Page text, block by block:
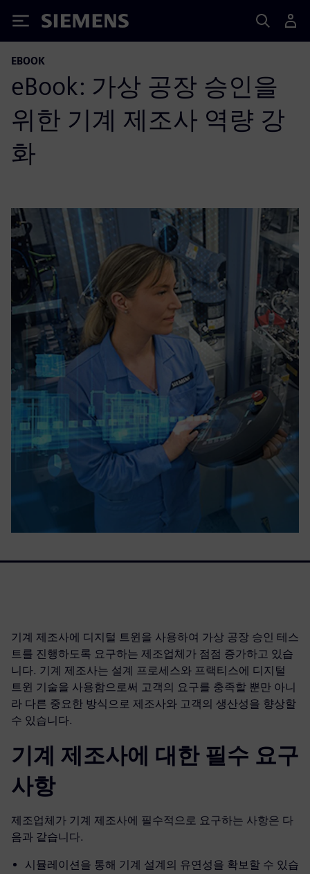
Siemens
EBOOK
eBook: 가상 공장 승인을
위한 기계 제조사 역량 강
화
기계 제조사에 디지털 트윈을 사용하여 가상 공장 승인 테스
트를 진행하도록 요구하는 제조업체가 점점 증가하고 있습
니다. 기계 제조사는 설계 프로세스와 프랙티스에 디지털
트윈 기술을 사용함으로써 고객의 요구를 충족할 뿐만 아니
라 다른 중요한 방식으로 제조사와 고객의 생산성을 향상할
수 있습니다.
기계 제조사에 대한 필수 요구
사항
제조업체가 기계 제조사에 필수적으로 요구하는 사항은 다
음과 같습니다.
시뮬레이션을 통해 기계 설계의 유연성을 확보할 수 있습